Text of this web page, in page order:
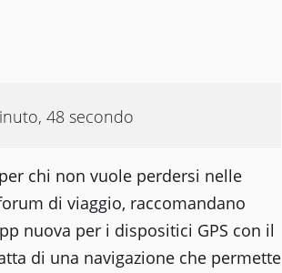
48 secondo
chi non vuole perdersi nelle
di viaggio, raccomandano
nuova per i dispositici GPS con il
di una navigazione che permette